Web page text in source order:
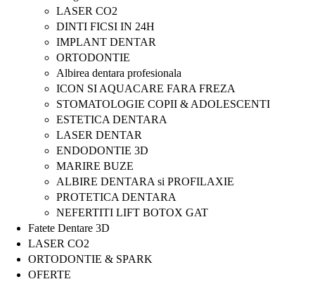
LASER CO2
DINTI FICSI IN 24H
IMPLANT DENTAR
ORTODONTIE
Albirea dentara profesionala
ICON SI AQUACARE FARA FREZA
STOMATOLOGIE COPII & ADOLESCENTI
ESTETICA DENTARA
LASER DENTAR
ENDODONTIE 3D
MARIRE BUZE
ALBIRE DENTARA si PROFILAXIE
PROTETICA DENTARA
NEFERTITI LIFT BOTOX GAT
Fatete Dentare 3D
LASER CO2
ORTODONTIE & SPARK
OFERTE